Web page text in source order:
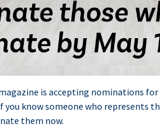
is accepting nominations for
you know someone who represents
them now.